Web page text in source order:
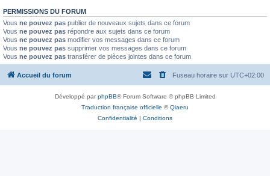
PERMISSIONS DU FORUM
Vous ne pouvez pas publier de nouveaux sujets dans ce forum
Vous ne pouvez pas répondre aux sujets dans ce forum
Vous ne pouvez pas modifier vos messages dans ce forum
Vous ne pouvez pas supprimer vos messages dans ce forum
Vous ne pouvez pas transférer de pièces jointes dans ce forum
Accueil du forum Fuseau horaire sur UTC+02:00
Développé parphpBB® Forum Software © phpBB Limited
Traduction française officielle ©Qiaeru
Confidentialité | Conditions